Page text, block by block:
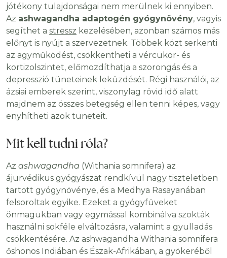
jótékony tulajdonságai nem merülnek ki ennyiben.
Az ashwagandha adaptogén gyógynövény, vagyis
segíthet a stressz kezelésében, azonban számos más
előnyt is nyújt a szervezetnek. Többek közt serkenti
az agyműködést, csökkentheti a vércukor- és
kortizolszintet, előmozdíthatja a szorongás és a
depresszió tüneteinek leküzdését. Régi használói, az
ázsiai emberek szerint, viszonylag rövid idő alatt
majdnem az összes betegség ellen tenni képes, vagy
enyhítheti azok tüneteit.
Mit kell tudni róla?
Az ashwagandha (Withania somnifera) az
ájurvédikus gyógyászat rendkívül nagy tiszteletben
tartott gyógynövénye, és a Medhya Rasayanában
felsoroltak egyike. Ezeket a gyógyfüveket
önmagukban vagy egymással kombinálva szokták
használni sokféle elváltozásra, valamint a gyulladás
csökkentésére. Az ashwagandha Withania somnifera
őshonos Indiában és Észak-Afrikában, a gyökeréből